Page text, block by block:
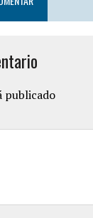
publicado